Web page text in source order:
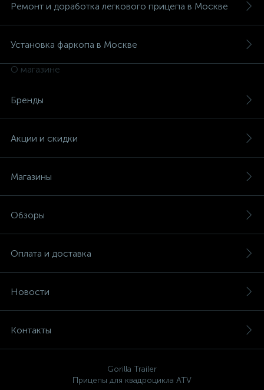
Ремонт и доработка легкового прицепа в Москве
Установка фаркопа в Москве
О магазине
Бренды
Акции и скидки
Магазины
Обзоры
Оплата и доставка
Новости
Контакты
Gorilla Trailer
Прицепы для квадроцикла ATV